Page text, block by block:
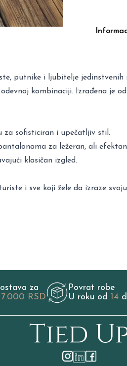
putnike i ljubitelje
kombinaciji. Izrađena je od
za sofisticiran i upečatljiv stil.
za ležeran, ali
klasičan izgled.
i sve koji žele da izraze
za
7.000 RSD
Povrat robe
U roku od 14